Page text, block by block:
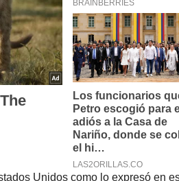
Unidos como lo expresó en